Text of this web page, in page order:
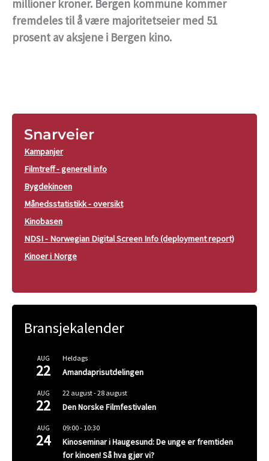
millioner kroner. Bergen kommune kommer
fremdeles til å være majoritetseier med 51
prosent av aksjene i Bergen kino.
Snarveier
Kampanjer
Filmtreff - generell info
Bygdekinoen
Månedsstatistikk - oversikt
Kinobasen
NDSI - Norwegian Digital Screen Info (deployment report)
Kinoer i Norge
Bransjekalender
AUG
22
Heldags
Amandaprisutdelingen
AUG
22
22 august-28 august
Den Norske Filmfestivalen
AUG
24
09:00- 10:30
Kinoseminar i Haugesund: De unge er fremtiden
for kinoen! Så hva gjør vi?